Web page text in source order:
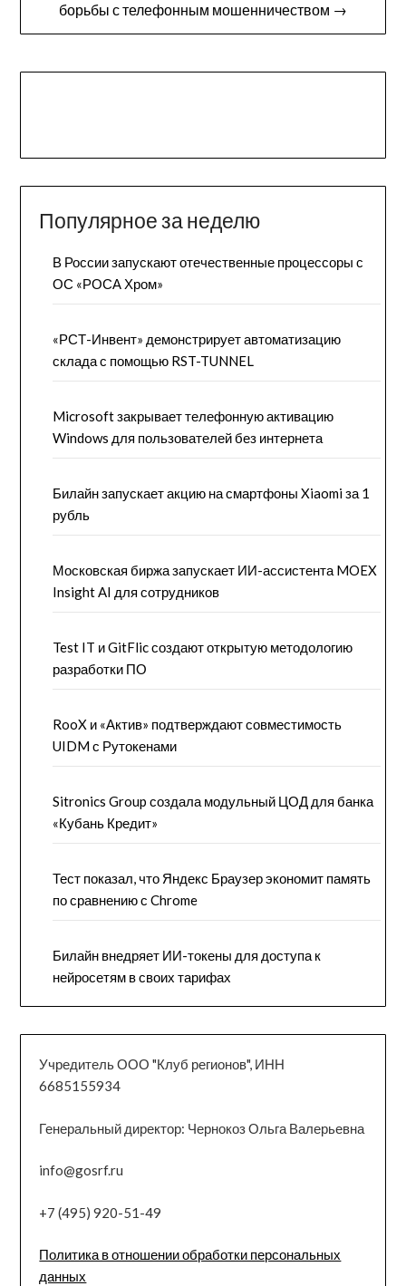
борьбы с телефонным мошенничеством →
Популярное за неделю
В России запускают отечественные процессоры с
ОС «РОСА Хром»
«РСТ-Инвент» демонстрирует автоматизацию
склада с помощью RST-TUNNEL
Microsoft закрывает телефонную активацию
Windows для пользователей без интернета
Билайн запускает акцию на смартфоны Xiaomi за 1
рубль
Московская биржа запускает ИИ-ассистента MOEX
Insight AI для сотрудников
Test IT и GitFlic создают открытую методологию
разработки ПО
RooX и «Актив» подтверждают совместимость
UIDM с Рутокенами
Sitronics Group создала модульный ЦОД для банка
«Кубань Кредит»
Тест показал, что Яндекс Браузер экономит память
по сравнению с Chrome
Билайн внедряет ИИ-токены для доступа к
нейросетям в своих тарифах
Учредитель ООО "Клуб регионов", ИНН
6685155934
Генеральный директор: Чернокоз Ольга Валерьевна
info@gosrf.ru
+7 (495) 920-51-49
Политика в отношении обработки персональных
данных